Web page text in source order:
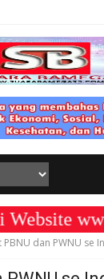
PBNU dan PWNU se